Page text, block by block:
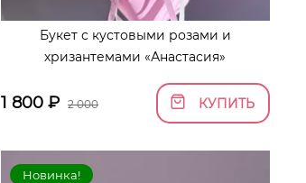
Букет с кустовыми розами и
хризантемами «Анастасия»
1 800₽ 2 000 КУПИТЬ
Новинка!